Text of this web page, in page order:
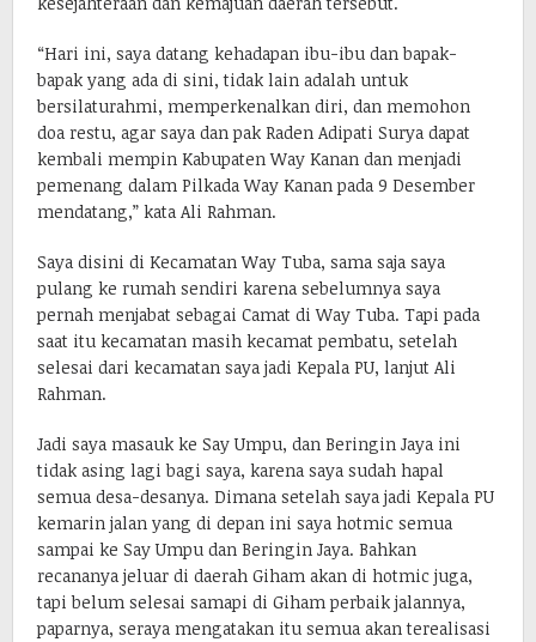
“Hari ini, saya datang kehadapan ibu-ibu dan bapak-
bapak yang ada di sini, tidak lain adalah untuk
bersilaturahmi, memperkenalkan diri, dan memohon
doa restu, agar saya dan pak Raden Adipati Surya dapat
kembali mempin Kabupaten Way Kanan dan menjadi
pemenang dalam Pilkada Way Kanan pada 9 Desember
mendatang,” kata Ali Rahman.
Saya disini di Kecamatan Way Tuba, sama saja saya
pulang ke rumah sendiri karena sebelumnya saya
pernah menjabat sebagai Camat di Way Tuba. Tapi pada
saat itu kecamatan masih kecamat pembatu, setelah
selesai dari kecamatan saya jadi Kepala PU, lanjut Ali
Rahman.
Jadi saya masauk ke Say Umpu, dan Beringin Jaya ini
tidak asing lagi bagi saya, karena saya sudah hapal
semua desa-desanya. Dimana setelah saya jadi Kepala PU
kemarin jalan yang di depan ini saya hotmic semua
sampai ke Say Umpu dan Beringin Jaya. Bahkan
recananya jeluar di daerah Giham akan di hotmic juga,
tapi belum selesai samapi di Giham perbaik jalannya,
paparnya, seraya mengatakan itu semua akan terealisasi